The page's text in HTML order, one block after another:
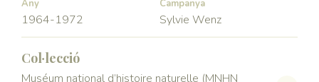
Any
1964-1972
Campanya
Sylvie Wenz
Col·lecció
Muséum national d’histoire naturelle (MNHN